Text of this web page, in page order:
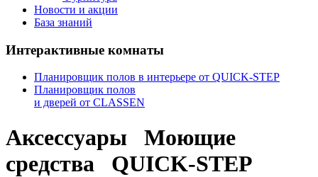
Новости и акции
База знаний
Интерактивные комнаты
Планировщик полов в интерьере от QUICK-STEP
Планировщик полов
и дверей от CLASSEN
Аксессуары
Mоющие
средства
QUICK-STEP